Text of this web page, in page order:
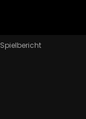
Spielbericht